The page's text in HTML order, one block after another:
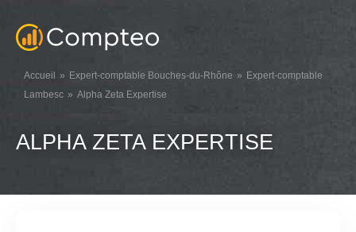
Accueil Expert-comptable Bouches-du-Rhône
Expert-comptable
Lambesc
Alpha Zeta Expertise
ALPHA ZETA EXPERTISE